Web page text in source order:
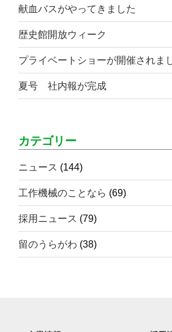
献血バスがやってきました
歴史館開放ウィーク
プライベートショーが開催されま
夏号 社内報が完成
カテゴリー
ニュース (144)
工作機械のことなら (69)
採用ニュース (79)
留のうらがわ (38)